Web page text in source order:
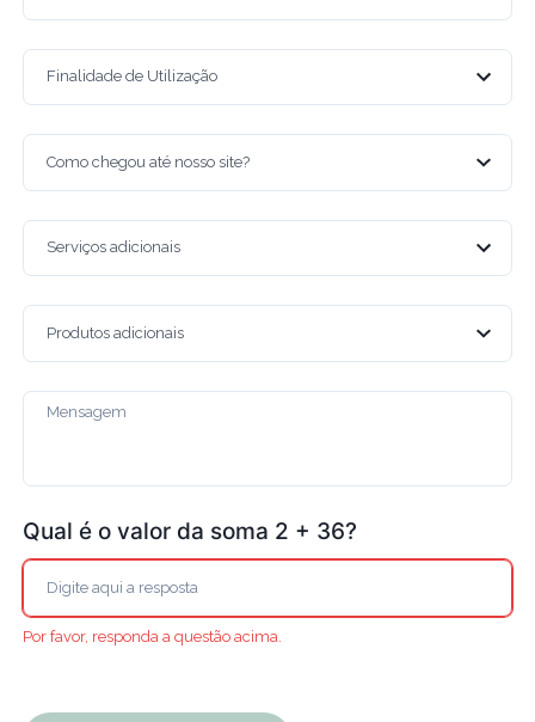
Qual é o valor da soma 2 + 36?
Por favor, responda a questão acima.